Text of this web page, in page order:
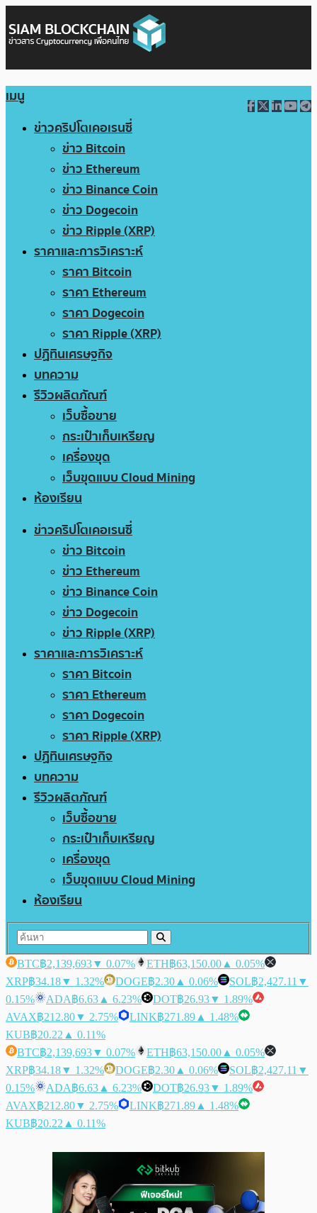
เมนู
ข่าวคริปโตเคอเรนซี่
ข่าว Bitcoin
ข่าว Ethereum
ข่าว Binance Coin
ข่าว Dogecoin
ข่าว Ripple (XRP)
ราคาและการวิเคราะห์
ราคา Bitcoin
ราคา Ethereum
ราคา Dogecoin
ราคา Ripple (XRP)
ปฏิทินเศรษฐกิจ
บทความ
รีวิวผลิตภัณฑ์
เว็บซื้อขาย
กระเป๋าเก็บเหรียญ
เครื่องขุด
เว็บขุดแบบ Cloud Mining
ห้องเรียน
ข่าวคริปโตเคอเรนซี่
ข่าว Bitcoin
ข่าว Ethereum
ข่าว Binance Coin
ข่าว Dogecoin
ข่าว Ripple (XRP)
ราคาและการวิเคราะห์
ราคา Bitcoin
ราคา Ethereum
ราคา Dogecoin
ราคา Ripple (XRP)
ปฏิทินเศรษฐกิจ
บทความ
รีวิวผลิตภัณฑ์
เว็บซื้อขาย
กระเป๋าเก็บเหรียญ
เครื่องขุด
เว็บขุดแบบ Cloud Mining
ห้องเรียน
BTC฿2,139,693▼ 0.07% ETH฿63,150.00 ▲ 0.05%
XRP฿34.18▼ 1.32% DOGE฿2.30 ▲ 0.06% SOL฿2,427.11 ▼
0.15%
ADA฿6.63 ▲ 6.23% DOT฿26.93▼ 1.89%
AVAX฿212.80▼ 2.75% LINK฿271.89 ▲ 1.48%
KUB฿20.22 ▲ 0.11%
BTC฿2,139,693▼ 0.07% ETH฿63,150.00 ▲ 0.05%
XRP฿34.18▼ 1.32% DOGE฿2.30 ▲ 0.06% SOL฿2,427.11 ▼
0.15%
ADA฿6.63 ▲ 6.23% DOT฿26.93▼ 1.89%
AVAX฿212.80▼ 2.75% LINK฿271.89 ▲ 1.48%
KUB฿20.22 ▲ 0.11%